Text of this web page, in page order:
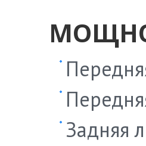
Задняя